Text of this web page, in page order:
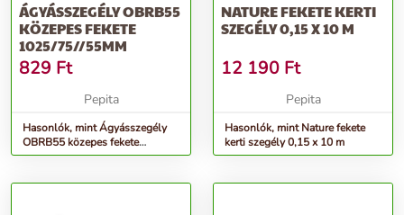
ÁGYÁSSZEGÉLY OBRB55
KÖZEPES FEKETE
1025/75//55MM
829 Ft
Pepita
Hasonlók, mint Ágyásszegély
OBRB55 közepes fekete
1025/75//55mm
NATURE FEKETE KERTI
SZEGÉLY 0,15 X 10 M
12 190 Ft
Pepita
Hasonlók, mint Nature fekete
kerti szegély 0,15 x 10 m